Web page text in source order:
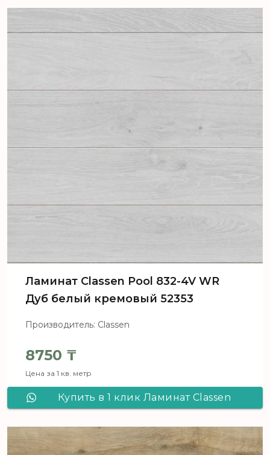
Ламинат Сlassen Pool 832-4V WR
Дуб белый кремовый 52353
Производитель: Classen
8750 ₸
Цена за 1 кв. метр
Купить в 1 клик Ламинат Сlassen
кремовый 52353